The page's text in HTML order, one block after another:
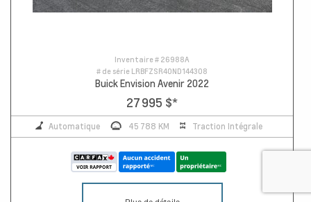
Inventaire # 26988A
# de série LRBFZSR40ND144308
Buick Envision Avenir 2022
27 995 $*
Automatique 45 788 KM Traction Intégrale